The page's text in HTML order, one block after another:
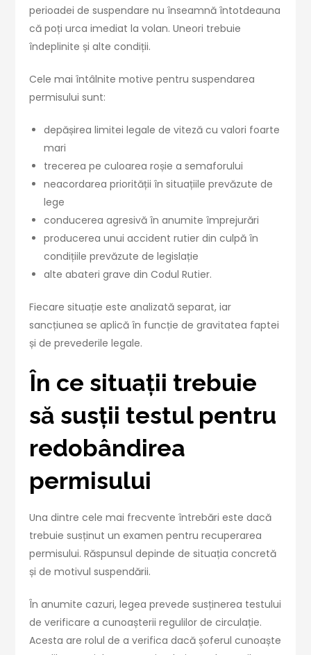
perioadei de suspendare nu înseamnă întotdeauna
că poți urca imediat la volan. Uneori trebuie
îndeplinite și alte condiții.
Cele mai întâlnite motive pentru suspendarea
permisului sunt:
depășirea limitei legale de viteză cu valori foarte
mari
trecerea pe culoarea roșie a semaforului
neacordarea priorității în situațiile prevăzute de
lege
conducerea agresivă în anumite împrejurări
producerea unui accident rutier din culpă în
condițiile prevăzute de legislație
alte abateri grave din Codul Rutier.
Fiecare situație este analizată separat, iar
sancțiunea se aplică în funcție de gravitatea faptei
și de prevederile legale.
În ce situații trebuie
să susții testul pentru
redobândirea
permisului
Una dintre cele mai frecvente întrebări este dacă
trebuie susținut un examen pentru recuperarea
permisului. Răspunsul depinde de situația concretă
și de motivul suspendării.
În anumite cazuri, legea prevede susținerea testului
de verificare a cunoașterii regulilor de circulație.
Acesta are rolul de a verifica dacă șoferul cunoaște